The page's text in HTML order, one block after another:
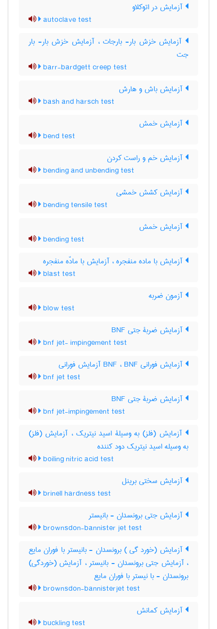
آزمایش در اتوکلاو
autoclave test
آزمایش خزش بار- بارجات ، آزمایش خزش بار- بار
جت
barr-bardgett creep test
آزمایش باش و هارش
bash and harsch test
آزمایش خمش
bend test
آزمایش خم و راست کردن
bending and unbending test
آزمایش کشش خمشی
bending tensile test
آزمایش خمش
bending test
آزمایش با ماده منفجره ، آزمایش با مادّه منفجره
blast test
آزمون ضربه
blow test
آزمایش ضربۀ جتی BNF
bnf jet- impingement test
آزمایش فورانی BNF ، BNF آزمایش فورانی
bnf jet test
آزمایش ضربۀ جتی BNF
bnf jet-impingement test
آزمایش (فلز) به وسیلۀ اسید نیتریک ، آزمایش (فلز)
به وسیله اسید نیتریک دود کننده
boiling nitric acid test
آزمایش سختی برینل
brinell hardness test
آزمایش جتی برونسدان - بانیستر
brownsdon-bannister jet test
آزمایش (خورد گی ) برونسدان - بانیستر با فوران مایع
، آزمایش جتی برونسدان - بانیستر ، آزمایش (خوردگی)
برونسدان - با نیستر با فوران مایع
brownsdon-bannisterjet test
آزمایش کمانش
buckling test